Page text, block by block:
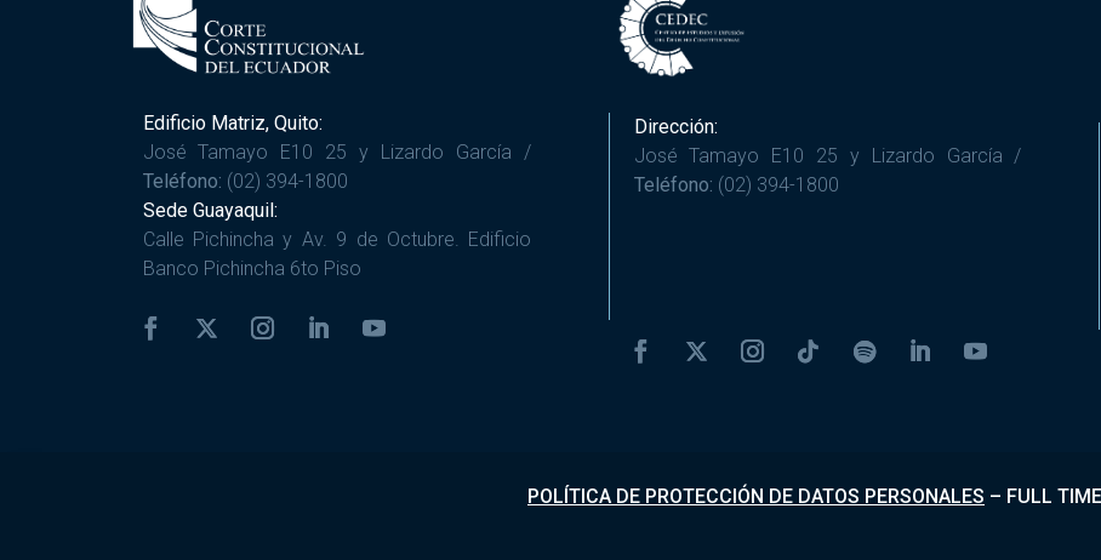
Edificio Matriz, Quito:
José Tamayo E10 25 y Lizardo García /
Teléfono: (02) 394-1800
Sede Guayaquil:
Calle Pichincha y Av. 9 de Octubre. Edificio
Banco Pichincha 6to Piso
Dirección:
José Tamayo E10 25 y Lizardo García /
Teléfono: (02) 394-1800
POLÍTICA DE PROTECCIÓN DE DATOS PERSONALES – FULL TIME